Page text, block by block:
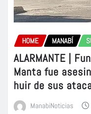
HOME MANABÍ
ALARMANTE |
Manta fue
huir de sus
ManabiNoticias